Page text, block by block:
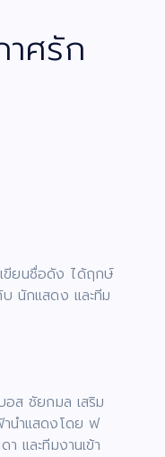
ศรัก
ขียนชื่อดัง ได้ฤกษ์
นักแสดง และทีม
ส ชัยกมล เสริม
นำแสดงโดย ฟ
และทีมงานเข้า